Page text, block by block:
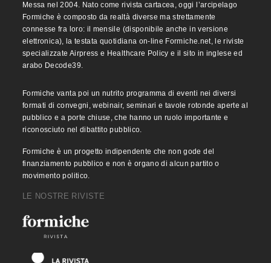
Messa nel 2004. Nato come rivista cartacea, oggi l’arcipelago
Formiche è composto da realtà diverse ma strettamente
connesse fra loro: il mensile (disponibile anche in versione
elettronica), la testata quotidiana on-line Formiche.net, le riviste
specializzate Airpress e Healthcare Policy e il sito in inglese ed
arabo Decode39.
Formiche vanta poi un nutrito programma di eventi nei diversi
formati di convegni, webinair, seminari e tavole rotonde aperte al
pubblico e a porte chiuse, che hanno un ruolo importante e
riconosciuto nel dibattito pubblico.
Formiche è un progetto indipendente che non gode del
finanziamento pubblico e non è organo di alcun partito o
movimento politico.
LE NOSTRE RIVISTE